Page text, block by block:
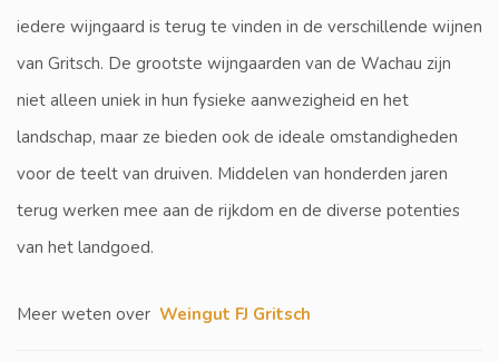
iedere wijngaard is terug te vinden in de verschillende wijnen
van Gritsch. De grootste wijngaarden van de Wachau zijn
niet alleen uniek in hun fysieke aanwezigheid en het
landschap, maar ze bieden ook de ideale omstandigheden
voor de teelt van druiven. Middelen van honderden jaren
terug werken mee aan de rijkdom en de diverse potenties
van het landgoed.
Meer weten over Weingut FJ Gritsch